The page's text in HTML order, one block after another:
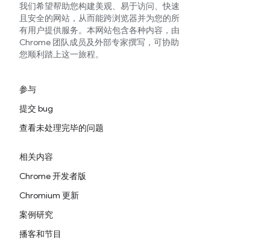
我们希望帮助您构建美观、易于访问、快速
且安全的网站，从而能跨浏览器并为您的所
有用户提供服务。本网站包含各种内容，由
Chrome 团队成员及外部专家撰写，可协助
您顺利踏上这一旅程。
参与
提交 bug
查看未处理完毕的问题
相关内容
Chrome 开发者版
Chromium 更新
案例研究
播客和节目